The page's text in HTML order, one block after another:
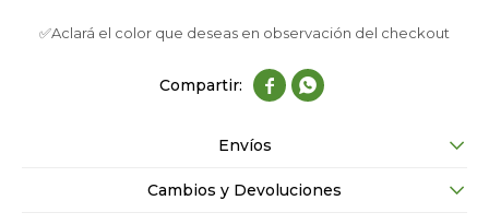
✅Aclará el color que deseas en observación del checkout
 
Envíos
Cambios y Devoluciones